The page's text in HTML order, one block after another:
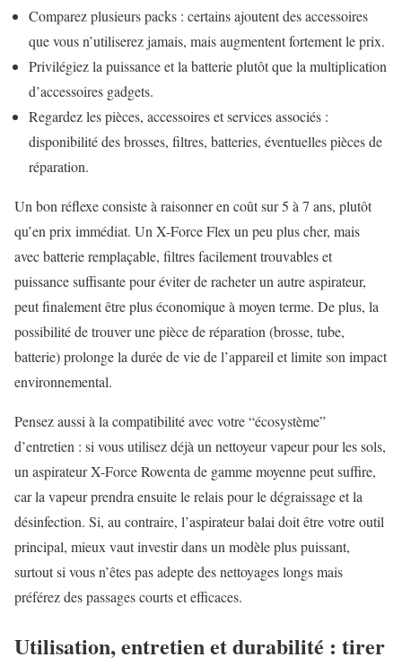
Comparez plusieurs packs : certains ajoutent des accessoires
que vous n’utiliserez jamais, mais augmentent fortement le prix.
Privilégiez la puissance et la batterie plutôt que la multiplication
d’accessoires gadgets.
Regardez les pièces, accessoires et services associés :
disponibilité des brosses, filtres, batteries, éventuelles pièces de
réparation.
Un bon réflexe consiste à raisonner en coût sur 5 à 7 ans, plutôt
qu’en prix immédiat. Un X-Force Flex un peu plus cher, mais
avec batterie remplaçable, filtres facilement trouvables et
puissance suffisante pour éviter de racheter un autre aspirateur,
peut finalement être plus économique à moyen terme. De plus, la
possibilité de trouver une pièce de réparation (brosse, tube,
batterie) prolonge la durée de vie de l’appareil et limite son impact
environnemental.
Pensez aussi à la compatibilité avec votre “écosystème”
d’entretien : si vous utilisez déjà un nettoyeur vapeur pour les sols,
un aspirateur X-Force Rowenta de gamme moyenne peut suffire,
car la vapeur prendra ensuite le relais pour le dégraissage et la
désinfection. Si, au contraire, l’aspirateur balai doit être votre outil
principal, mieux vaut investir dans un modèle plus puissant,
surtout si vous n’êtes pas adepte des nettoyages longs mais
préférez des passages courts et efficaces.
Utilisation, entretien et durabilité : tirer